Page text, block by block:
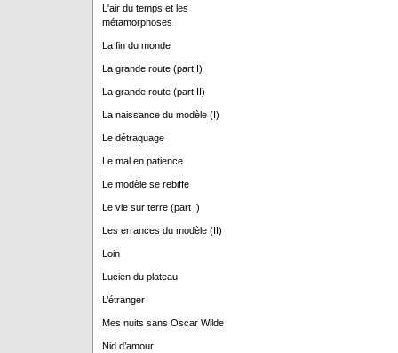
L'air du temps et les
métamorphoses
La fin du monde
La grande route (part I)
La grande route (part II)
La naissance du modèle (I)
Le détraquage
Le mal en patience
Le modèle se rebiffe
Le vie sur terre (part I)
Les errances du modèle (II)
Loin
Lucien du plateau
L’étranger
Mes nuits sans Oscar Wilde
Nid d’amour